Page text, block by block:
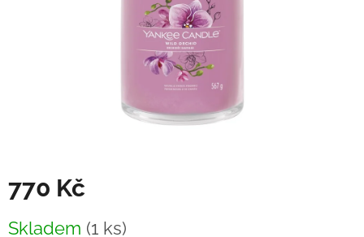
770 Kč
cena:
Skladem (1 ks)